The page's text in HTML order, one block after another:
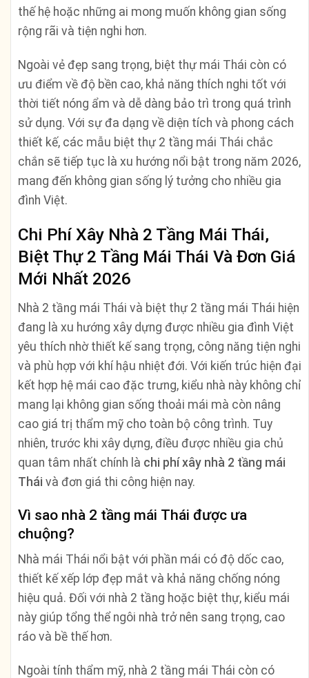
thế hệ hoặc những ai mong muốn không gian sống
rộng rãi và tiện nghi hơn.
Ngoài vẻ đẹp sang trọng, biệt thự mái Thái còn có
ưu điểm về độ bền cao, khả năng thích nghi tốt với
thời tiết nóng ẩm và dễ dàng bảo trì trong quá trình
sử dụng. Với sự đa dạng về diện tích và phong cách
thiết kế, các mẫu biệt thự 2 tầng mái Thái chắc
chắn sẽ tiếp tục là xu hướng nổi bật trong năm 2026,
mang đến không gian sống lý tưởng cho nhiều gia
đình Việt.
Chi Phí Xây Nhà 2 Tầng Mái Thái,
Biệt Thự 2 Tầng Mái Thái Và Đơn Giá
Mới Nhất 2026
Nhà 2 tầng mái Thái và biệt thự 2 tầng mái Thái hiện
đang là xu hướng xây dựng được nhiều gia đình Việt
yêu thích nhờ thiết kế sang trọng, công năng tiện nghi
và phù hợp với khí hậu nhiệt đới. Với kiến trúc hiện đại
kết hợp hệ mái cao đặc trưng, kiểu nhà này không chỉ
mang lại không gian sống thoải mái mà còn nâng
cao giá trị thẩm mỹ cho toàn bộ công trình. Tuy
nhiên, trước khi xây dựng, điều được nhiều gia chủ
quan tâm nhất chính là chi phí xây nhà 2 tầng mái
Thái và đơn giá thi công hiện nay.
Vì sao nhà 2 tầng mái Thái được ưa
chuộng?
Nhà mái Thái nổi bật với phần mái có độ dốc cao,
thiết kế xếp lớp đẹp mắt và khả năng chống nóng
hiệu quả. Đối với nhà 2 tầng hoặc biệt thự, kiểu mái
này giúp tổng thể ngôi nhà trở nên sang trọng, cao
ráo và bề thế hơn.
Ngoài tính thẩm mỹ, nhà 2 tầng mái Thái còn có